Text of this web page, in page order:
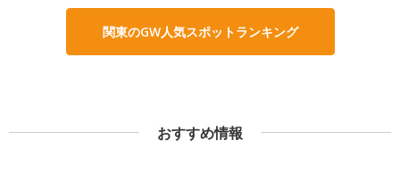
関東のGW人気スポットランキング
おすすめ情報